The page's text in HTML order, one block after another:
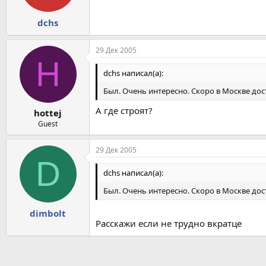
dchs
H
hottej
Guest
29 Дек 2005
dchs написал(а):
Был. Очень интересно. Скоро в Москве
А где строят?
D
dimbolt
29 Дек 2005
dchs написал(а):
Был. Очень интересно. Скоро в Москве
Расскажи если не трудно вкратце